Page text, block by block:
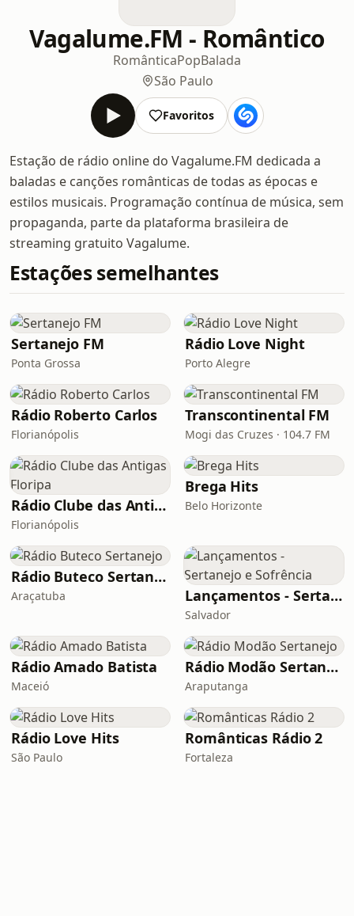
Vagalume.FM - Romântico
RomânticaPopBalada
São Paulo
Favoritos
Estação de rádio online do Vagalume.FM dedicada a
baladas e canções românticas de todas as épocas e
estilos musicais. Programação contínua de música, sem
propaganda, parte da plataforma brasileira de
streaming gratuito Vagalume.
Estações semelhantes
Sertanejo FM
Ponta Grossa
Rádio Love Night
Porto Alegre
Rádio Roberto Carlos
Florianópolis
Transcontinental FM
Mogi das Cruzes · 104.7 FM
Rádio Clube das Antigas Floripa
Florianópolis
Brega Hits
Belo Horizonte
Rádio Buteco Sertanejo
Araçatuba Lançamentos - Sertanejo e Sofrência
Salvador
Rádio Amado Batista
Maceió
Rádio Modão Sertanejo
Araputanga
Rádio Love Hits
São Paulo
Românticas Rádio 2
Fortaleza